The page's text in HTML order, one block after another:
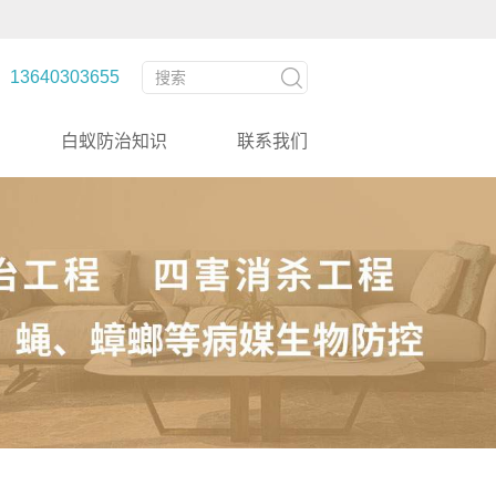
13640303655
白蚁防治知识 联系我们